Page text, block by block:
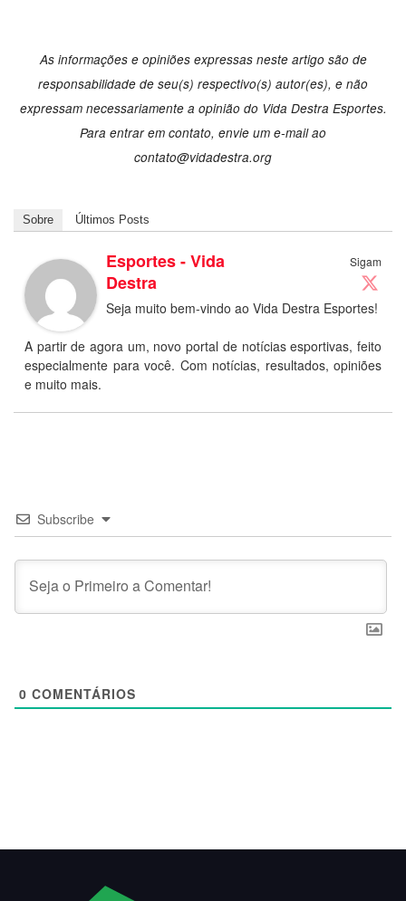
As informações e opiniões expressas neste artigo são de
responsabilidade de seu(s) respectivo(s) autor(es), e não
expressam necessariamente a opinião do Vida Destra Esportes.
Para entrar em contato, envie um e-mail ao
contato@vidadestra.org
Sobre Últimos Posts
Sigam
Esportes - Vida
Destra
Seja muito bem-vindo ao Vida Destra Esportes!
A partir de agora um, novo portal de notícias esportivas, feito
especialmente para você. Com notícias, resultados, opiniões
e muito mais.
Subscribe
0 COMENTÁRIOS